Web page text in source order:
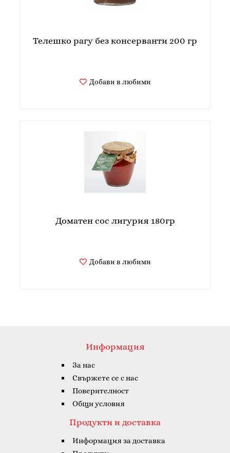
Телешко рагу без консерванти 200 гр
Добави в любими
Доматен сос лигурия 180гр
Добави в любими
Информация
За нас
Свържете се с нас
Поверителност
Общи условия
Продукти и доставка
Информация за доставка